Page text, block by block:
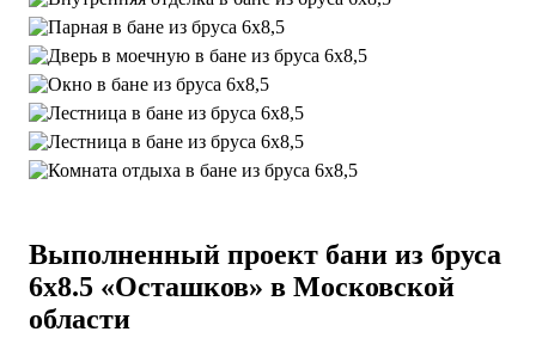
Выполненный проект бани из бруса
6х8.5 «Осташков» в Московской
области